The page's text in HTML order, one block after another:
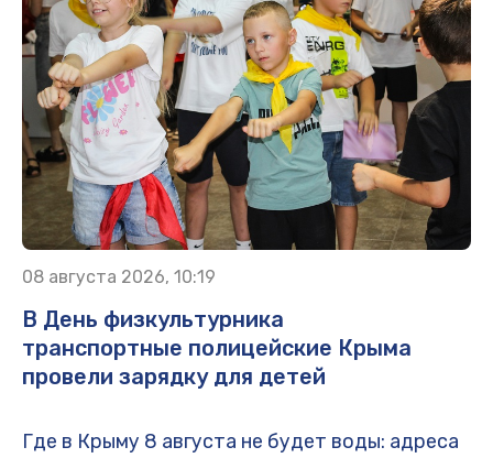
08 августа 2026, 10:19
В День физкультурника
транспортные полицейские Крыма
провели зарядку для детей
Где в Крыму 8 августа не будет воды: адреса